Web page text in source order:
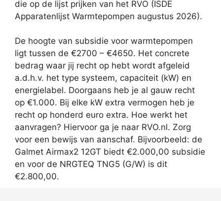
die op de lijst prijken van het RVO (ISDE
Apparatenlijst Warmtepompen augustus 2026).
De hoogte van subsidie voor warmtepompen
ligt tussen de €2700 – €4650. Het concrete
bedrag waar jij recht op hebt wordt afgeleid
a.d.h.v. het type systeem, capaciteit (kW) en
energielabel. Doorgaans heb je al gauw recht
op €1.000. Bij elke kW extra vermogen heb je
recht op honderd euro extra. Hoe werkt het
aanvragen? Hiervoor ga je naar RVO.nl. Zorg
voor een bewijs van aanschaf. Bijvoorbeeld: de
Galmet Airmax2 12GT biedt €2.000,00 subsidie
en voor de NRGTEQ TNG5 (G/W) is dit
€2.800,00.